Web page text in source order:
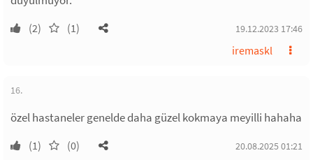
(2) (1) 19.12.2023 17:46
iremaskl
16.
özel hastaneler genelde daha güzel kokmaya meyilli hahaha
(1) (0) 20.08.2025 01:21